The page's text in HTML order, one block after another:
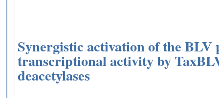
Synergistic activation of the BLV
transcriptional activity by
deacetylases